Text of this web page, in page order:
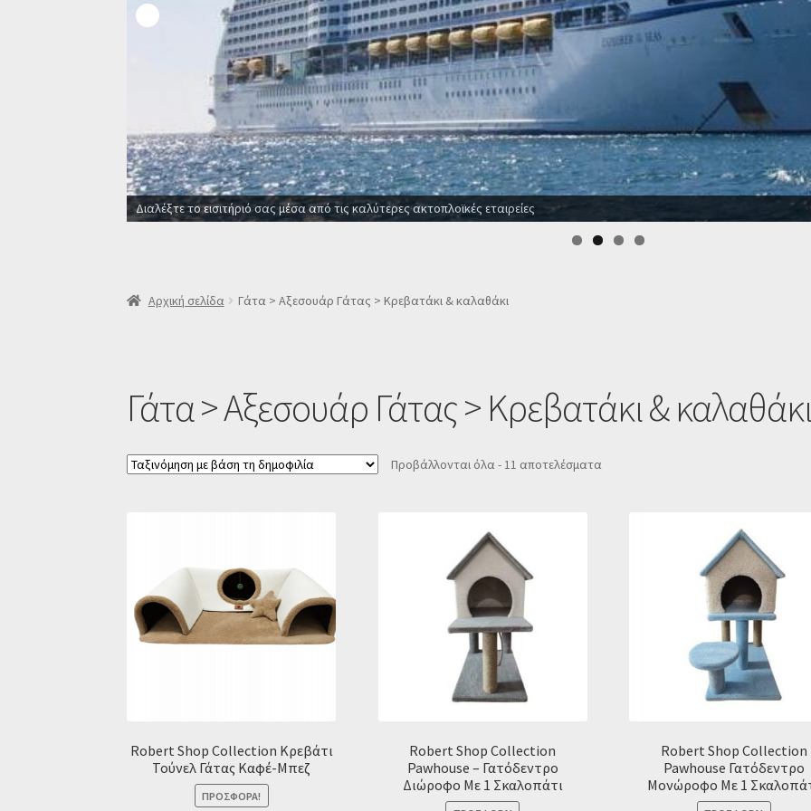
Διαλέξτε το εισιτήριό σας μέσα από τις καλύτερες ακτοπλοϊκές εταιρείες
Αρχική σελίδα Γάτα > Αξεσουάρ Γάτας > Κρεβατάκι & καλαθάκι
Γάτα > Αξεσουάρ Γάτας > Κρεβατάκι & καλαθάκι
Προβάλλονται όλα - 11 αποτελέσματα
Robert Shop Collection Κρεβάτι
Τούνελ Γάτας Καφέ-Μπεζ
ΠΡΟΣΦΟΡΆ!
Robert Shop Collection
Pawhouse – Γατόδεντρο
Διώροφο Με 1 Σκαλοπάτι
Robert Shop Collection
Pawhouse Γατόδεντρο
Μονώροφο Με 1